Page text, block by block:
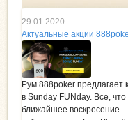
29.01.2020
Актуальные акции
Рум 888poker
в Sunday FUNday. Все,
ближайшее воскресение –